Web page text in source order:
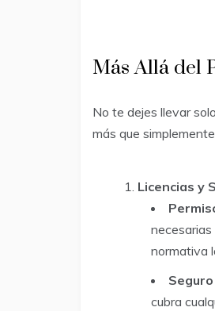
Más Allá del
No te dejes llevar
más que
Licencias y
normativa
cubra